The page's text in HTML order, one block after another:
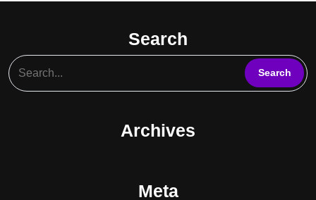
Search
Archives
Meta